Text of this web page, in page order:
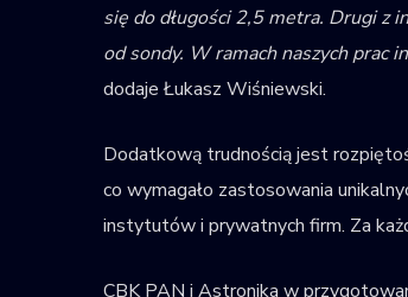
się do długości 2,5 metra. Drugi z
od sondy. W ramach naszych prac
dodaje Łukasz Wiśniewski.
Dodatkową trudnością jest
co wymagało zastosowania
instytutów i prywatnych firm. Za
CBK PAN i Astronika w